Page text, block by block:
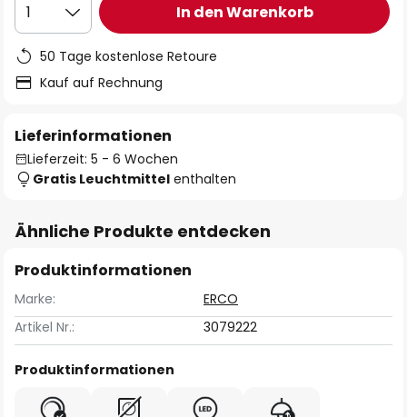
1 In den Warenkorb
50 Tage kostenlose Retoure
Kauf auf Rechnung
Lieferinformationen
Lieferzeit: 5 - 6 Wochen
Gratis Leuchtmittel enthalten
Ähnliche Produkte entdecken
Produktinformationen
Marke:
ERCO
Artikel Nr.:
3079222
Produktinformationen